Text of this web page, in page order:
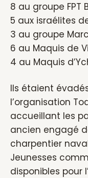
8 au groupe FPT
5 aux israélites
3 au groupe
6 au Maquis de
4 au Maquis
Ils étaient
l’organisation
accueillant les
ancien engagé
charpentier
Jeunesses
disponibles pour